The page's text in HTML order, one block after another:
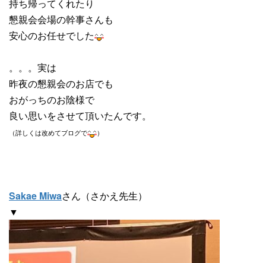
持ち帰ってくれたり
懇親会会場の幹事さんも
安心のお任せでした
。。。実は
昨夜の懇親会のお店でも
おがっちのお陰様で
良い思いをさせて頂いたんです。
（詳しくは改めてブログで ）
Sakae Miwaさん（さかえ先生）
▼